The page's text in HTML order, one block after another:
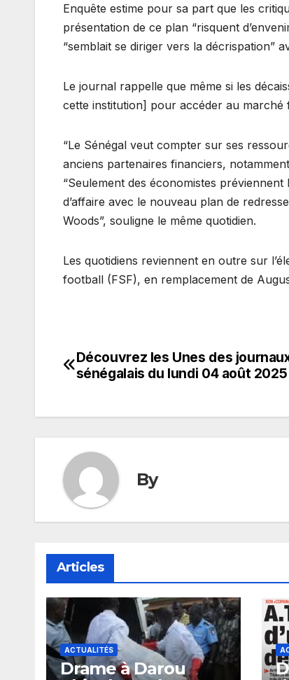
Enquête estime pour sa part que les
présentation de ce plan “risquent
“semblait se diriger vers la décrispation”
Le journal rappelle que même si les
cette institution] pour accéder au marché
“Le Sénégal veut compter sur ses
anciens partenaires financiers,
“Seulement des économistes
d’affaire avec le nouveau plan de
Woods”, souligne le même quotidien.
Les quotidiens reviennent en outre sur
football (FSF), en remplacement de
Navigation
l’article
Découvrez les Unes des
sénégalais du lundi 04 août 2025
By
Articles
ACTUALITÉS
Drame à Darou